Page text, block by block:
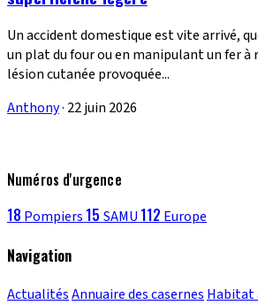
Un accident domestique est vite arrivé,
un plat du four ou en manipulant un fer à
lésion cutanée provoquée...
Anthony· 22 juin 2026
Numéros d'urgence
18 Pompiers 15 SAMU 112 Europe
Navigation
ActualitésAnnuaire des casernes Habitat